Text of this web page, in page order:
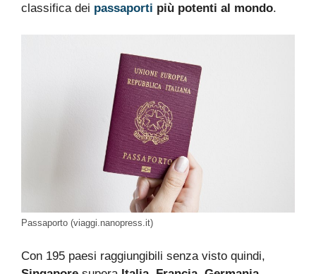
classifica dei passaporti più potenti al mondo.
Passaporto (viaggi.nanopress.it)
Con 195 paesi raggiungibili senza visto quindi,